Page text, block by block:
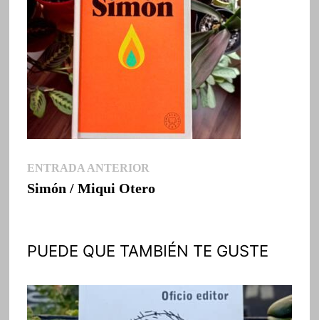
Navegación
de
ENTRADA ANTERIOR
anterior:
Simón / Miqui Otero
PUEDE QUE TAMBIÉN TE GUSTE